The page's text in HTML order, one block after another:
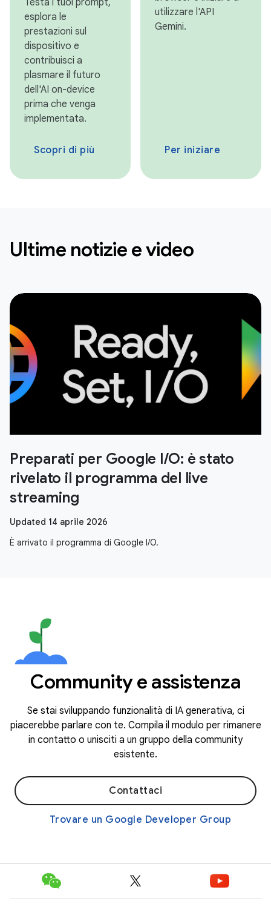
Testa i tuoi prompt,
esplora le
prestazioni sul
dispositivo e
contribuisci a
plasmare il futuro
dell'AI on-device
prima che venga
implementata.
Scopri di più
utilizzare l'API
Gemini.
Per iniziare
Ultime notizie e video
Preparati per Google I/O: è stato
rivelato il programma del live
streaming
Updated 14 aprile 2026
È arrivato il programma di Google I/O.
Community e assistenza
Se stai sviluppando funzionalità di IA generativa, ci
piacerebbe parlare con te. Compila il modulo per rimanere
in contatto o unisciti a un gruppo della community
esistente.
Contattaci
Trovare un Google Developer Group